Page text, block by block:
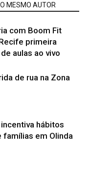
MESMO AUTOR
com Boom Fit
primeira
aulas ao vivo
de rua na Zona
hábitos
famílias em Olinda